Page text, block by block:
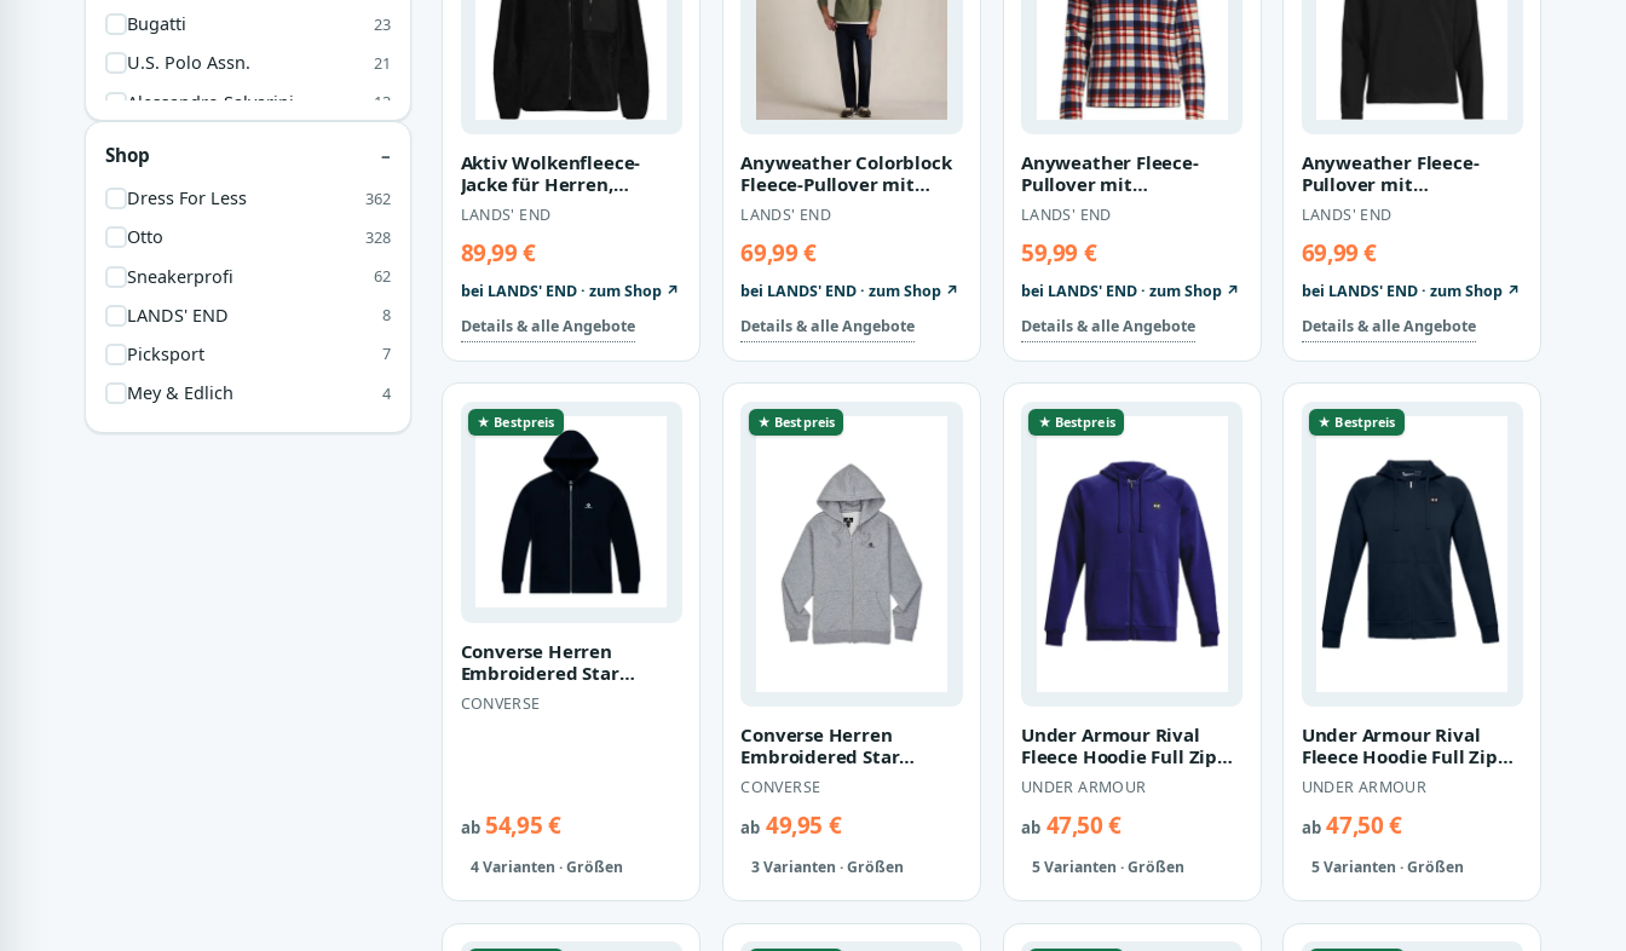
Bugatti 23
U.S. Polo Assn. 21
Alessandro Salvarini 13
Shop
Dress For Less 362
Otto 328
Sneakerprofi 62
LANDS' END 8
Picksport 7
Mey & Edlich 4
Aktiv Wolkenfleece-
Jacke für Herren,
Herren, size: regular,
Grün, Baum…
LANDS' END
89,99 €
bei LANDS' END · zum Shop ↗
Details & alle Angebote
Anyweather Colorblock
Fleece-Pullover mit
Reißverschluss für
Herren, H…
LANDS' END
69,99 €
bei LANDS' END · zum Shop ↗
Details & alle Angebote
Anyweather Fleece-
Pullover mit
Reißverschluss
Gemustert für Herren,
He…
LANDS' END
59,99 €
bei LANDS' END · zum Shop ↗
Details & alle Angebote
Anyweather Fleece-
Pullover mit
Reißverschluss in Tall-
Größe, Herren, s…
LANDS' END
69,99 €
bei LANDS' END · zum Shop ↗
Details & alle Angebote
★ Bestpreis
Converse Herren
Embroidered Star
Chevron Hoodie
Sweatjacke 10019922
CONVERSE
ab54,95 €
4 Varianten · Größen
★ Bestpreis
Converse Herren
Embroidered Star
Chevron Hoodie
Sweatjacke 10019922
gr…
CONVERSE
ab 49,95 €
3 Varianten · Größen
★ Bestpreis
Under Armour Rival
Fleece Hoodie Full Zip
Herren Sweatjacke
1357111 bl…
UNDER ARMOUR
ab47,50 €
5 Varianten · Größen
★ Bestpreis
Under Armour Rival
Fleece Hoodie Full Zip
Herren Sweatjacke
1357111 na…
UNDER ARMOUR
ab47,50 €
5 Varianten · Größen